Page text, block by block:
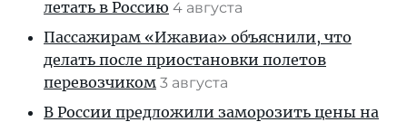
летать в Россию 4 августа
Пассажирам «Ижавиа» объяснили, что
делать после приостановки полетов
перевозчиком 3 августа
В России предложили заморозить цены на